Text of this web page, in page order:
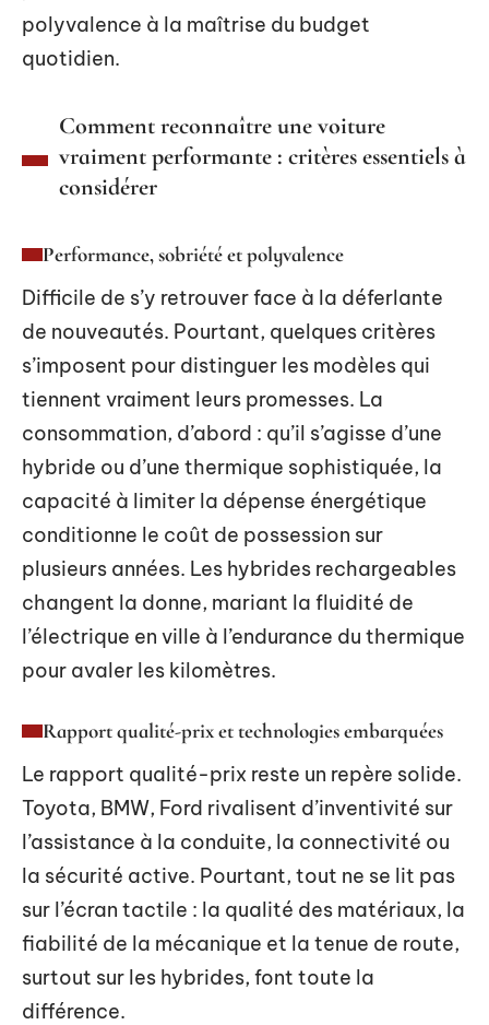
polyvalence à la maîtrise du budget
quotidien.
Comment reconnaître une voiture
vraiment performante : critères essentiels à
considérer
Performance, sobriété et polyvalence
Difficile de s’y retrouver face à la déferlante
de nouveautés. Pourtant, quelques critères
s’imposent pour distinguer les modèles qui
tiennent vraiment leurs promesses. La
consommation, d’abord : qu’il s’agisse d’une
hybride ou d’une thermique sophistiquée, la
capacité à limiter la dépense énergétique
conditionne le coût de possession sur
plusieurs années. Les hybrides rechargeables
changent la donne, mariant la fluidité de
l’électrique en ville à l’endurance du thermique
pour avaler les kilomètres.
Rapport qualité-prix et technologies embarquées
Le rapport qualité-prix reste un repère solide.
Toyota, BMW, Ford rivalisent d’inventivité sur
l’assistance à la conduite, la connectivité ou
la sécurité active. Pourtant, tout ne se lit pas
sur l’écran tactile : la qualité des matériaux, la
fiabilité de la mécanique et la tenue de route,
surtout sur les hybrides, font toute la
différence.